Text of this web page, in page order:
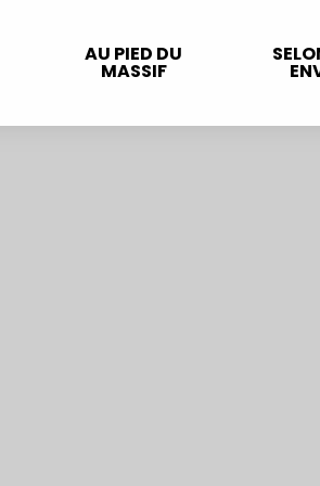
AU PIED DU
MASSIF